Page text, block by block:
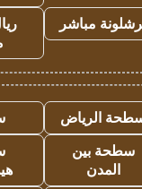
مباشر
الرياض
سطحة بين
المدن